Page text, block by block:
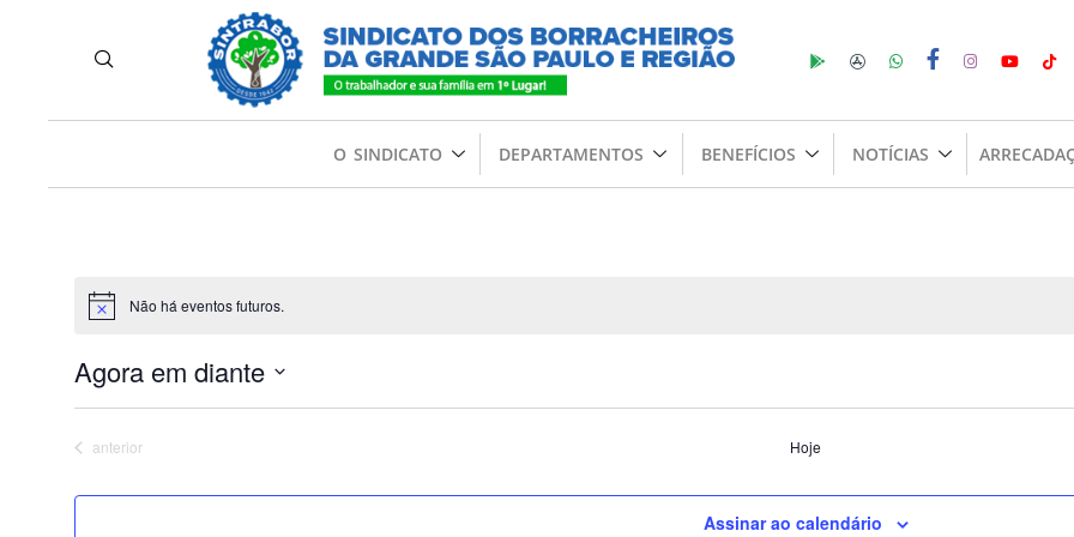
O SINDICATO DEPARTAMENTOS BENEFÍCIOS NOTÍCIAS
Não há eventos futuros.
Agora em diante
Selecione
a Eventos
anterior Hoje
Assinar ao calendário